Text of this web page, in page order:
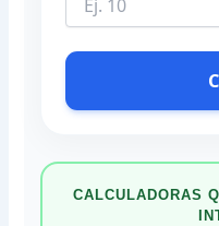
CALCULADORAS